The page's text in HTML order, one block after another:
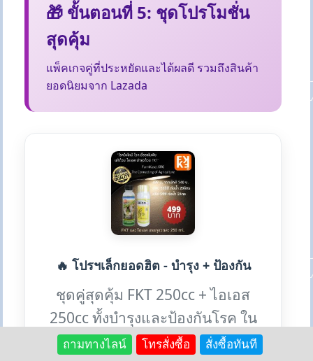
🎁 ขั้นตอนที่ 5: ชุดโปรโมชั่น
สุดคุ้ม
แพ็คเกจคู่ที่ประหยัดและได้ผลดี รวมถึงสินค้า
ยอดนิยมจาก Lazada
🔥 โปรฯเล็กยอดฮิต - บำรุง + ป้องกัน
ชุดคู่สุดคุ้ม FKT 250cc + ไอเอส
250cc ทั้งบำรุงและป้องกันโรค ใน
ราคาเดียว
ถามทางไลน์ โทรสั่งซื้อ สั่งซื้อทันที